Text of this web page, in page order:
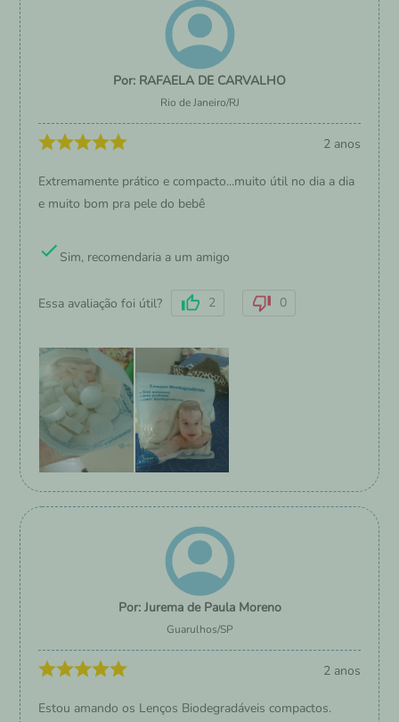
RAFAELA DE CARVALHO
Rio de Janeiro/RJ
2 anos
Extremamente prático e compacto...muito útil no dia a dia
e muito bom pra pele do bebê
Sim, recomendaria a um amigo
Essa avaliação foi útil? 2 0
Jurema de Paula Moreno
Guarulhos/SP
2 anos
Estou amando os Lenços Biodegradáveis compactos.